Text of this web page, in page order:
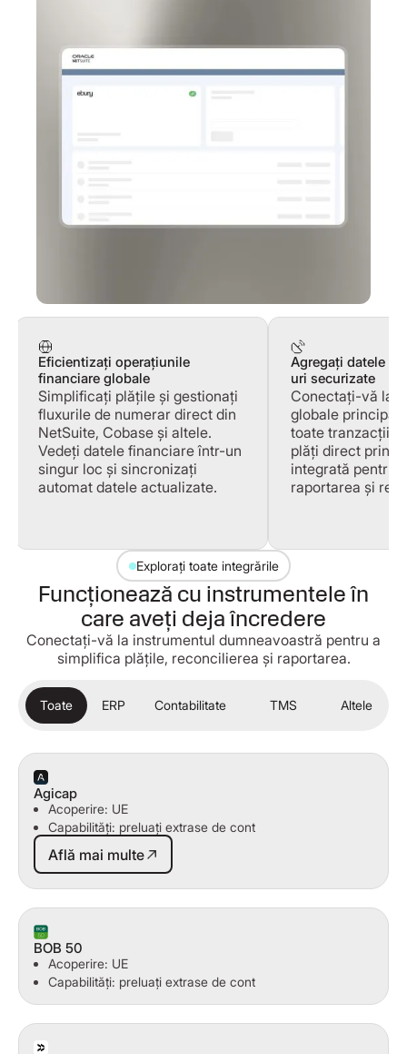
Eficientizați operațiunile
financiare globale
Simplificați plățile și gestionați
fluxurile de numerar direct din
NetSuite, Cobase și altele.
Vedeți datele financiare într-un
singur loc și sincronizați
automat datele actualizate.
Agregați datele
uri securizate
Conectați-vă la
globale
toate tranzacțiile
plăți direct prin
integrată pentru
raportarea și
Explorați toate integrările
Funcționează cu instrumentele în
care aveți deja încredere
Conectați-vă la instrumentul dumneavoastră pentru a
simplifica plățile, reconcilierea și raportarea.
Toate ERP Contabilitate TMS Altele
Agicap
Acoperire: UE
Capabilități: preluați extrase de cont
Află mai multe
Află mai multe
BOB 50
Acoperire: UE
Capabilități: preluați extrase de cont